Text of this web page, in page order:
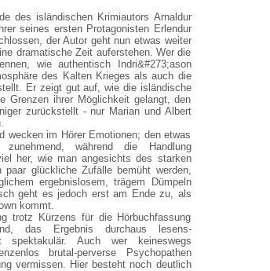
des isländischen Krimiautors Arnaldur
seines ersten Protagonisten Erlendur
der Autor geht nun etwas weiter
dramatische Zeit auferstehen. Wer die
wie authentisch Indri&#273;ason
des Kalten Krieges als auch die
Er zeigt gut auf, wie die isländische
Grenzen ihrer Möglichkeit gelangt, den
zurückstellt - nur Marian und Albert
wecken im Hörer Emotionen; den etwas
während die Handlung
her, wie man angesichts des starken
glückliche Zufälle bemüht werden,
ergebnislosem, trägem Dümpeln
geht es jedoch erst am Ende zu, als
kommt.
trotz Kürzens für die Hörbuchfassung
das Ergebnis durchaus lesens-
spektakulär. Auch wer keineswegs
brutal-perverse Psychopathen
vermissen. Hier besteht noch deutlich